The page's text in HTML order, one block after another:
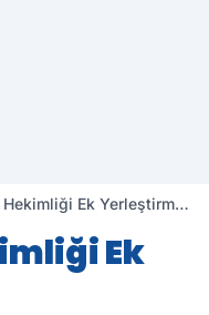
Ek Yerleştirme
Ek